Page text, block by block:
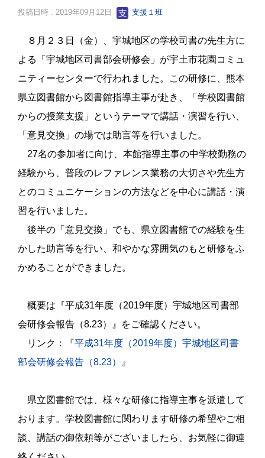
投稿日時 : 2019年09月12日 支援１班
８月２３日（金）、宇城地区の学校司書の先生方に
よる「宇城地区司書部会研修会」が宇土市花園コミュ
ニティーセンターで行われました。この研修に、熊本
県立図書館から図書館指導主事が赴き、「学校図書館
からの授業支援」というテーマで講話・演習を行い、
「意見交換」の場では助言等を行いました。
27名の参加者に向け、本館指導主事の中学校勤務の
経験から、普段のレファレンス業務の大切さや先生方
とのコミュニケーションの方法などを中心に講話・演
習を行いました。
後半の「意見交換」でも、県立図書館での経験を生
かした助言等を行い、和やかな雰囲気のもと研修をふ
かめることができました。
概要は『平成31年度（2019年度）宇城地区司書部
会研修会報告（8.23）』をご確認ください。
リンク：『平成31年度（2019年度）宇城地区司書
部会研修会報告（8.23） 』
県立図書館では、様々な研修に指導主事を派遣して
おります。学校図書館に関わります研修の希望やご相
談、講話の御依頼等がございましたら、お気軽に御連